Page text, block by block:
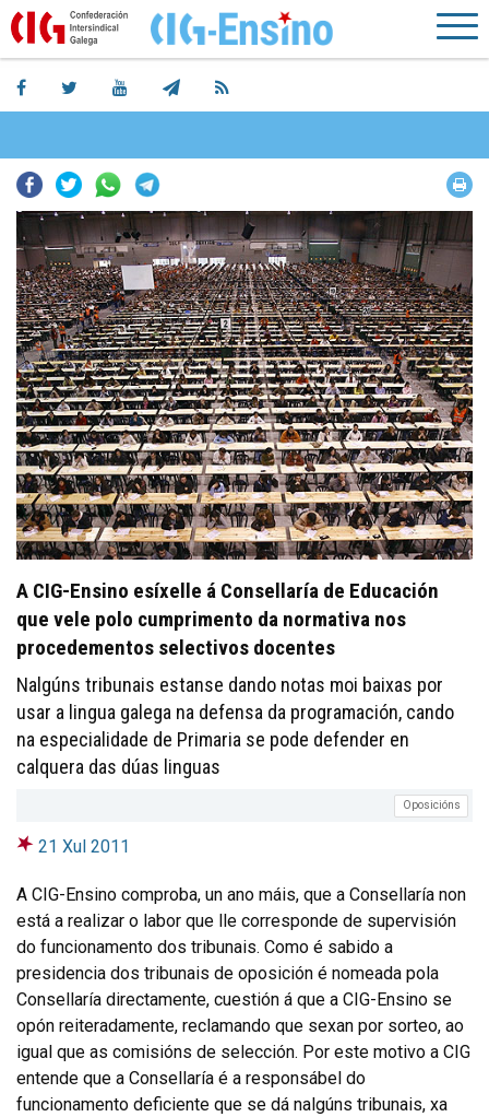
Facebook
TwitterWhatsapp
A CIG-Ensino esíxelle á Consellaría de Educación
que vele polo cumprimento da normativa nos
procedementos selectivos docentes
Nalgúns tribunais estanse dando notas moi baixas por
usar a lingua galega na defensa da programación, cando
na especialidade de Primaria se pode defender en
calquera das dúas linguas
Oposicións
21 Xul 2011
A CIG-Ensino comproba, un ano máis, que a Consellaría non
está a realizar o labor que lle corresponde de supervisión
do funcionamento dos tribunais. Como é sabido a
presidencia dos tribunais de oposición é nomeada pola
Consellaría directamente, cuestión á que a CIG-Ensino se
opón reiteradamente, reclamando que sexan por sorteo, ao
igual que as comisións de selección. Por este motivo a CIG
entende que a Consellaría é a responsábel do
funcionamento deficiente que se dá nalgúns tribunais, xa